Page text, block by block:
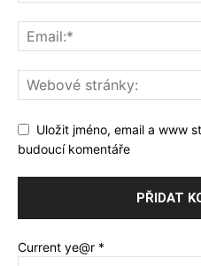
Uložit jméno, email a www
budoucí komentáře
Current ye@r *